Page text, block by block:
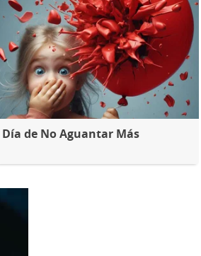
Día de No Aguantar Más